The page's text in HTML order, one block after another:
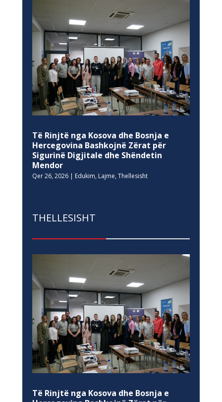
Të Rinjtë nga Kosova dhe Bosnja e
Hercegovina Bashkojnë Zërat për
Sigurinë Digjitale dhe Shëndetin
Mendor
Qer 26, 2026| Edukim, Lajme, Thellesisht
THELLESISHT
Të Rinjtë nga Kosova dhe Bosnja e